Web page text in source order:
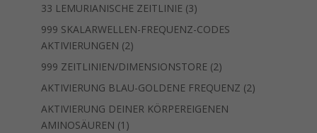
33 LEMURIANISCHE ZEITLINIE 33
Produkte
999 SKALARWELLEN-FREQUENZ-CODES
AKTIVIERUNGEN 22
Produkte
999 ZEITLINIEN/DIMENSIONSTORE 22
Produkte
AKTIVIERUNG BLAU-GOLDENE FREQUENZ 22
AKTIVIERUNG DEINER KÖRPEREIGENEN
AMINOSÄUREN 1 1